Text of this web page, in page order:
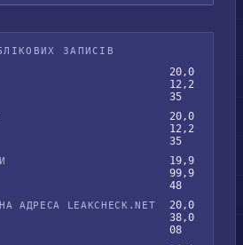
ЗАПИСІВ
20,0
12,2
35
20,0
12,2
35
19,9
99,9
48
АДРЕСА LEAKCHECK.NET
20,0
38,0
08